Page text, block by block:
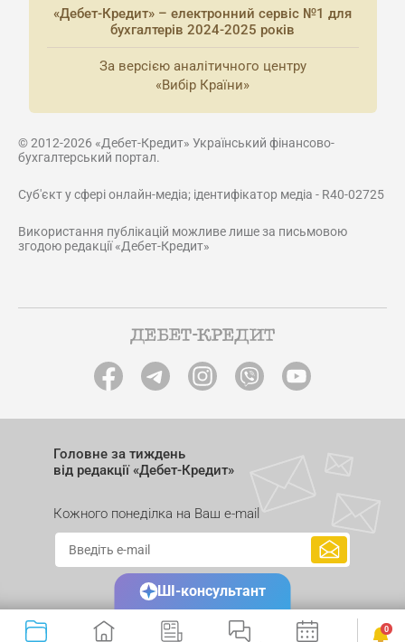
«Дебет-Кредит» – електронний сервіс №1 для
бухгалтерів 2024-2025 років
За версією аналітичного центру
«Вибір Країни»
© 2012-2026 «Дебет-Кредит» Український фінансово-
бухгалтерський портал.
Суб'єкт у сфері онлайн-медіа; ідентифікатор медіа - R40-02725
Використання публікацій можливе лише за письмовою
згодою редакції «Дебет-Кредит»
Головне за тиждень
від редакції «Дебет-Кредит»
Кожного понеділка на Ваш e-mail
0
ШІ-консультант